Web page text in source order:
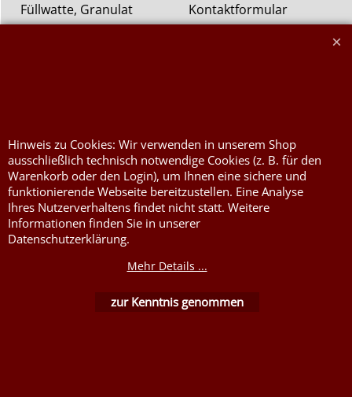
Kontaktformular
Füllwatte, Granulat
Nessel Baumwolle natur
WebShop erstellt mit ShopFactory Shop Software.
Hinweis zu Cookies: Wir verwenden in unserem Shop
ausschließlich technisch notwendige Cookies (z. B. für den
Warenkorb oder den Login), um Ihnen eine sichere und
funktionierende Webseite bereitzustellen. Eine Analyse
Ihres Nutzerverhaltens findet nicht statt. Weitere
Informationen finden Sie in unserer
Datenschutzerklärung.
Mehr Details ...
zur Kenntnis genommen